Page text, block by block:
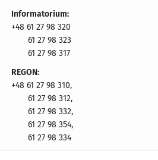
Informatorium:
+48 61 27 98 320
61 27 98 323
61 27 98 317
REGON:
+48 61 27 98 310,
61 27 98 312,
61 27 98 332,
61 27 98 354,
61 27 98 334